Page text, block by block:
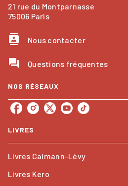
21 rue du Montparnasse
75006 Paris
contacts Nous contacter
question_answer Questions fréquentes
NOS RÉSEAUX
LIVRES
Livres Calmann-Lévy
Livres Kero